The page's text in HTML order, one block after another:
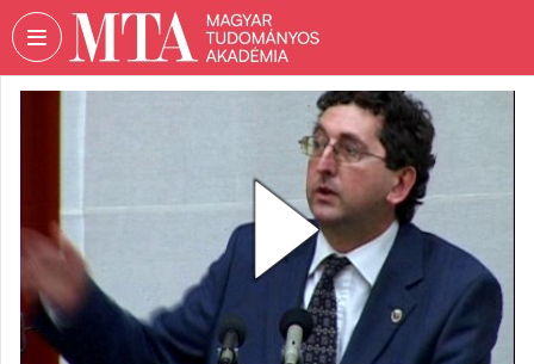
Skip header Skip menu Skip content
OF
SCIENCES
Organization home
Log In